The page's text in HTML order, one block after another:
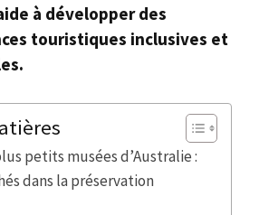
à développer des
touristiques inclusives et
petits musées d’Australie :
dans la préservation